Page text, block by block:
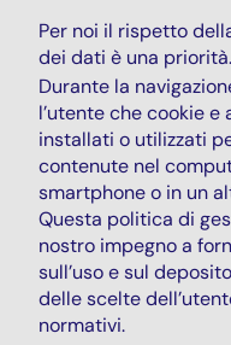
Per noi il rispetto
dei dati è una priorità.
Durante la
l’utente che cookie
installati o utilizzati
contenute nel
smartphone o in un
Questa politica di
nostro impegno a
sull’uso e sul
delle scelte
normativi.